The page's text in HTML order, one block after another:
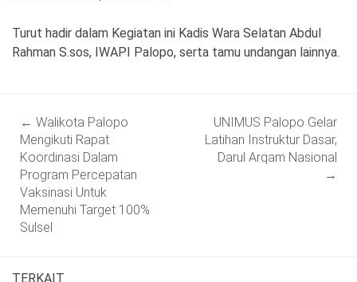
Turut hadir dalam Kegiatan ini Kadis Wara Selatan Abdul
Rahman S.sos, IWAPI Palopo, serta tamu undangan lainnya.
navigation
← Walikota Palopo
Mengikuti Rapat
Koordinasi Dalam
Program Percepatan
Vaksinasi Untuk
Memenuhi Target 100%
Sulsel
UNIMUS Palopo Gelar
Latihan Instruktur Dasar,
Darul Arqam Nasional
→
TERKAIT